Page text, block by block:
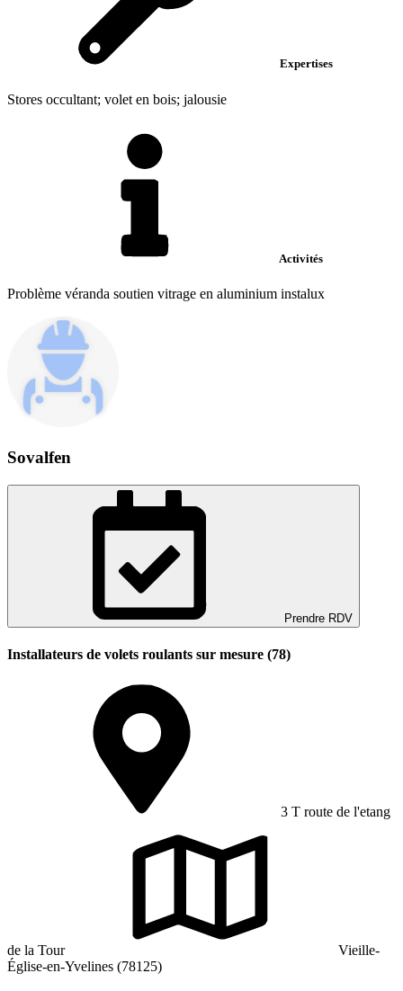
Expertises
Stores occultant; volet en bois; jalousie
Activités
Problème véranda soutien vitrage en aluminium instalux
Sovalfen
Prendre RDV
Installateurs de volets roulants sur mesure (78)
3 T route de l'etang
de la Tour
Vieille-
Église-en-Yvelines (78125)